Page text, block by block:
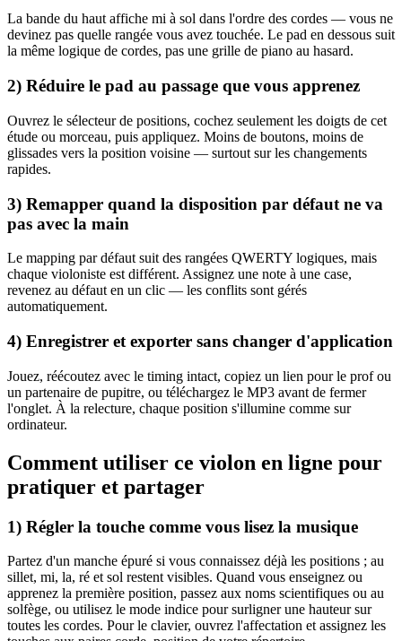
La bande du haut affiche mi à sol dans l'ordre des cordes — vous ne
devinez pas quelle rangée vous avez touchée. Le pad en dessous suit
la même logique de cordes, pas une grille de piano au hasard.
2) Réduire le pad au passage que vous apprenez
Ouvrez le sélecteur de positions, cochez seulement les doigts de cet
étude ou morceau, puis appliquez. Moins de boutons, moins de
glissades vers la position voisine — surtout sur les changements
rapides.
3) Remapper quand la disposition par défaut ne va
pas avec la main
Le mapping par défaut suit des rangées QWERTY logiques, mais
chaque violoniste est différent. Assignez une note à une case,
revenez au défaut en un clic — les conflits sont gérés
automatiquement.
4) Enregistrer et exporter sans changer d'application
Jouez, réécoutez avec le timing intact, copiez un lien pour le prof ou
un partenaire de pupitre, ou téléchargez le MP3 avant de fermer
l'onglet. À la relecture, chaque position s'illumine comme sur
ordinateur.
Comment utiliser ce violon en ligne pour
pratiquer et partager
1) Régler la touche comme vous lisez la musique
Partez d'un manche épuré si vous connaissez déjà les positions ; au
sillet, mi, la, ré et sol restent visibles. Quand vous enseignez ou
apprenez la première position, passez aux noms scientifiques ou au
solfège, ou utilisez le mode indice pour surligner une hauteur sur
toutes les cordes. Pour le clavier, ouvrez l'affectation et assignez les